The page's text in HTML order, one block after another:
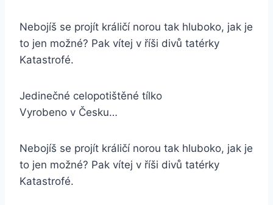
Nebojíš se projít králičí norou tak hluboko, jak je
to jen možné? Pak vítej v říši divů tatérky
Katastrofé.
Jedinečné celopotištěné tílko
Vyrobeno v Česku…
Nebojíš se projít králičí norou tak hluboko, jak je
to jen možné? Pak vítej v říši divů tatérky
Katastrofé.